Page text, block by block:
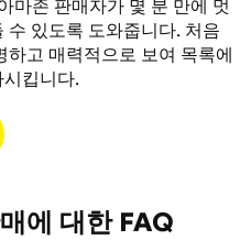
마존 판매자가 몇 분 만에 멋
수 있도록 도와줍니다. 처음
고 매력적으로 보여 목록에
킵니다.
에 대한 FAQ